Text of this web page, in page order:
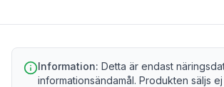
Information: Detta är endast
informationsändamål. Produkten säljs ej